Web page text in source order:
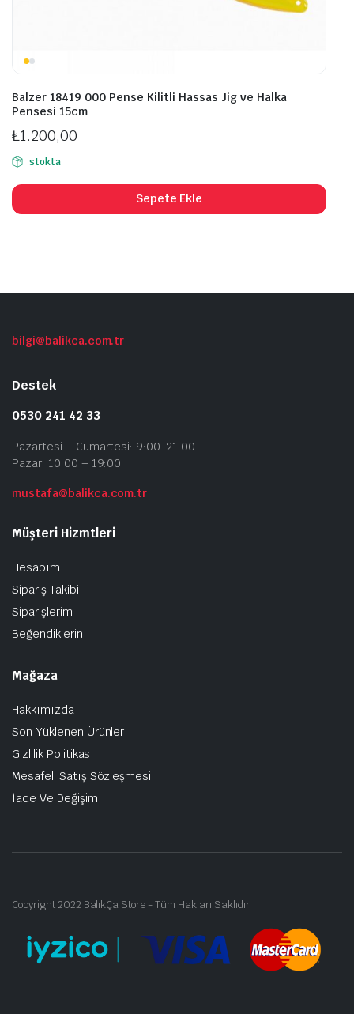
Balzer 18419 000 Pense Kilitli Hassas Jig ve Halka
Pensesi 15cm
₺1.200,00
stokta
Sepete Ekle
bilgi@balikca.com.tr
Destek
0530 241 42 33
Pazartesi – Cumartesi: 9:00-21:00
Pazar: 10:00 – 19:00
mustafa@balikca.com.tr
Müşteri Hizmtleri
Hesabım
Sipariş Takibi
Siparişlerim
Beğendiklerin
Mağaza
Hakkımızda
Son Yüklenen Ürünler
Gizlilik Politikası
Mesafeli Satış Sözleşmesi
İade Ve Değişim
Copyright 2022 BalıkÇa Store - Tüm Hakları Saklıdır.